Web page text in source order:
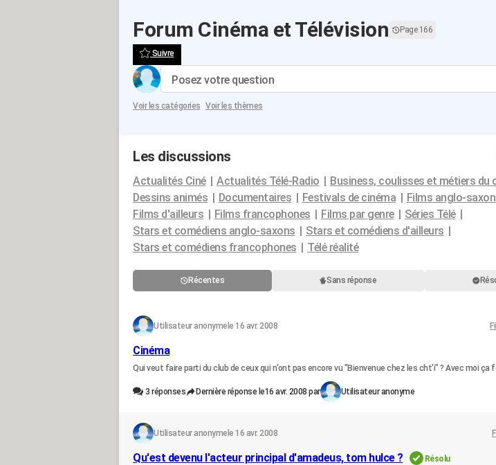
Forum Cinéma et Télévision Page 166
Suivre
Posez votre question
Voir les catégories Voir les thèmes
Les discussions
Actualités Ciné Actualités Télé-Radio
Business, coulisses et métiers du
Dessins animés
Documentaires Festivals de cinéma
Films anglo-
Films d'ailleurs
Films francophones Films par genre
Séries Télé
Stars et comédiens anglo-saxons
Stars et comédiens d'ailleurs
Stars et comédiens francophones
Télé réalité
Récentes Sans réponse
Utilisateur anonyme le 16 avr. 2008
Cinéma
Qui veut faire parti du club de ceux qui n'ont pas encore vu "Bienvenue chez les cht'i" ? Avec moi ça
3 réponses Dernière réponse le16 avr. 2008 par Utilisateur anonyme
Utilisateur anonyme le 16 avr. 2008
Qu'est devenu l'acteur principal d'amadeus, tom hulce ?
Résolu